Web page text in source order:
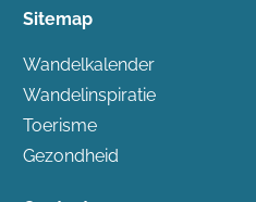
Sitemap
Wandelkalender
Wandelinspiratie
Toerisme
Gezondheid